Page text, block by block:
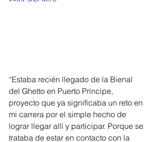
“Estaba recién llegado de la Bienal
del Ghetto en Puerto Príncipe,
proyecto que ya significaba un reto en
mi carrera por el simple hecho de
lograr llegar allí y participar. Porque se
trataba de estar en contacto con la